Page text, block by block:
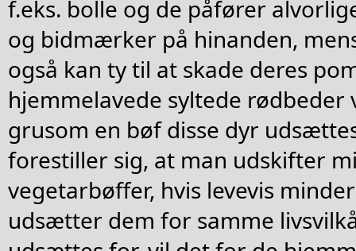
f.eks. bolle og de påfører
og bidmærker på hinanden,
også kan ty til at skade deres
hjemmelavede syltede rødbeder
grusom en bøf disse dyr
forestiller sig, at man udskifter
vegetarbøffer, hvis levevis
udsætter dem for samme